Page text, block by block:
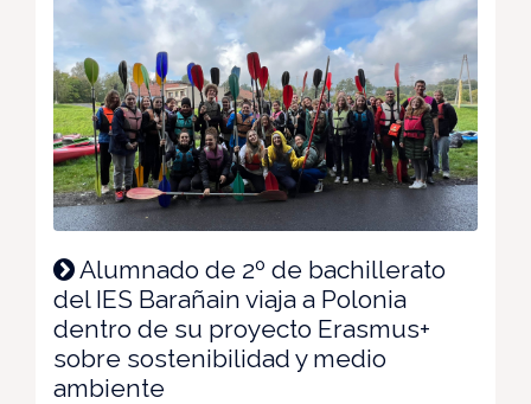
Alumnado de 2º de bachillerato
del IES Barañain viaja a Polonia
dentro de su proyecto Erasmus+
sobre sostenibilidad y medio
ambiente